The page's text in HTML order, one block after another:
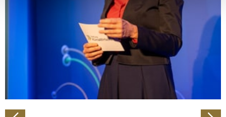
Erfahren Sie mehr darüber, wie Ihre persönlichen Daten
verarbeitet werden, und legen Sie Ihre Präferenzen im
Abschnitt Einzelheiten fest.
Wir verwenden Cookies, um Inhalte und Anzeigen zu
personalisieren, Funktionen für soziale Medien anbieten
zu können und die Zugriffe auf unsere Website zu
analysieren. Außerdem geben wir Informationen zu Ihrer
Verwendung unserer Website an unsere Partner für
soziale Medien, Werbung und Analysen weiter. Unsere